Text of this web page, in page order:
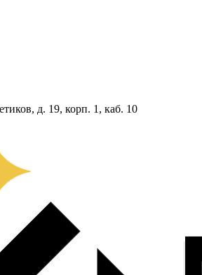
д. 19, корп. 1, каб. 10